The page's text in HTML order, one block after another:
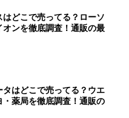
どこで売ってる？ローソ
オンを徹底調査！通販の最
はどこで売ってる？ウエ
薬局を徹底調査！通販の